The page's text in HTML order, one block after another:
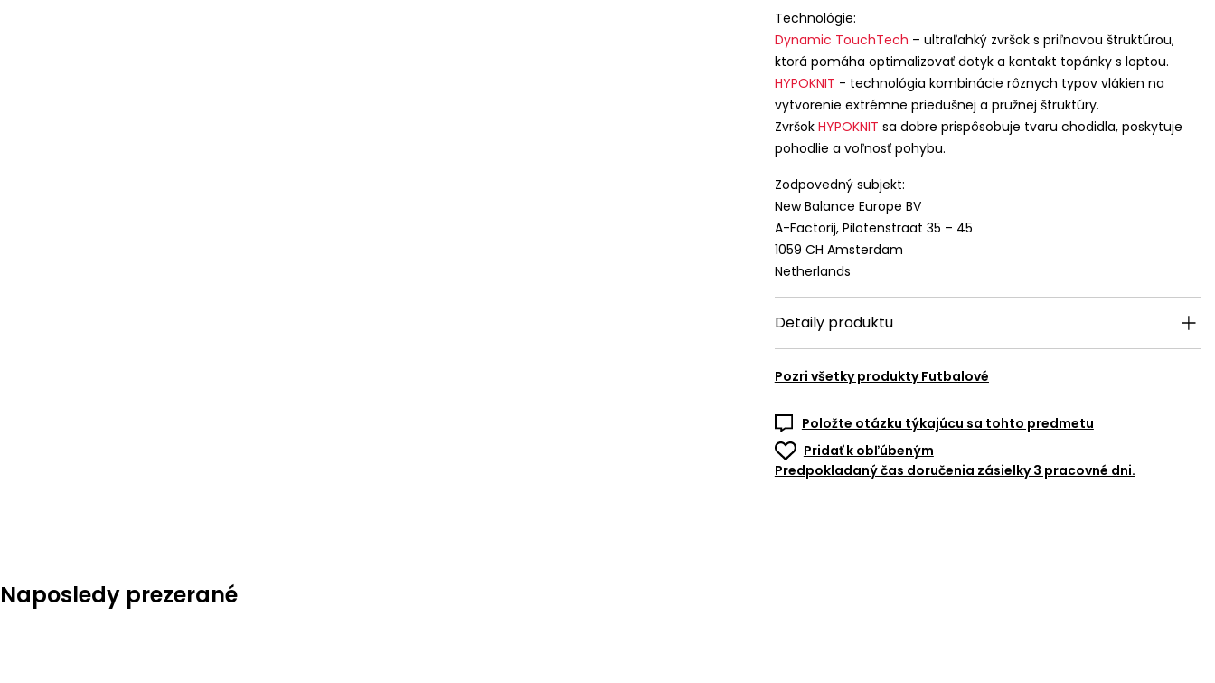
Technológie:
Dynamic TouchTech – ultraľahký zvršok s priľnavou štruktúrou,
ktorá pomáha optimalizovať dotyk a kontakt topánky s loptou.
HYPOKNIT - technológia kombinácie rôznych typov vlákien na
vytvorenie extrémne priedušnej a pružnej štruktúry.
Zvršok HYPOKNIT sa dobre prispôsobuje tvaru chodidla, poskytuje
pohodlie a voľnosť pohybu.
Zodpovedný subjekt:
New Balance Europe BV
A-Factorij, Pilotenstraat 35 – 45
1059 CH Amsterdam
Netherlands
Detaily produktu
Pozri všetky produkty Futbalové
Položte otázku týkajúcu sa tohto predmetu
Pridať k obľúbeným
Predpokladaný čas doručenia zásielky 3 pracovné dni.
Naposledy prezerané